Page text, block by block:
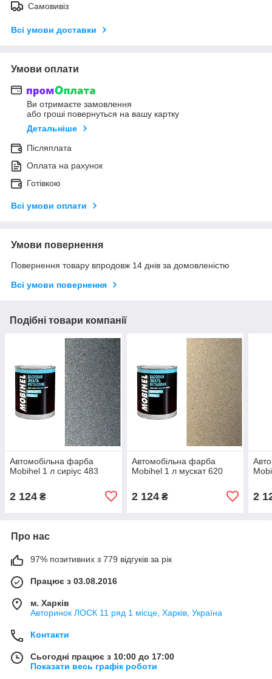
Самовивіз
Всі умови доставки
Умови оплати
Ви отримаєте замовлення
або гроші повернуться на вашу картку
Детальніше
Післяплата
Оплата на рахунок
Готівкою
Всі умови оплати
Умови повернення
Повернення товару впродовж 14 днів за домовленістю
Всі умови повернення
Подібні товари компанії
Автомобільна фарба
Mobihel 1 л сиріус 483
2 124 ₴
Автомобільна фарба
Mobihel 1 л мускат 620
2 124₴ 2
Про нас
97% позитивних з 779 відгуків за рік
Працює з 03.08.2016
м. Харків
Авторинок ЛОСК 11 ряд 1 місце, Харків, Україна
Контакти
Сьогодні працює з 10:00 до 17:00
Показати весь графік роботи